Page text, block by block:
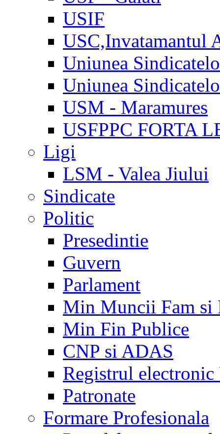
USIF
USC,Invatamantul
Uniunea
Uniunea
USM - Maramures
USFPPC FORTA
Ligi
LSM - Valea Jiului
Sindicate
Politic
Presedintie
Guvern
Parlament
Min Muncii Fam si
Min Fin Publice
CNP si ADAS
Registrul electronic
Patronate
Formare Profesionala